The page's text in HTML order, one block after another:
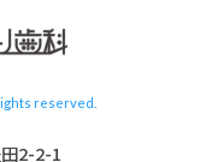
reserved.
2-2-1